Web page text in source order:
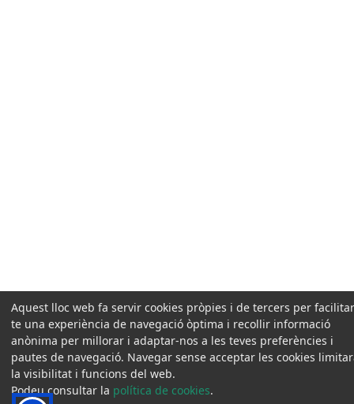
Aquest lloc web fa servir cookies pròpies i de tercers per
te una experiència de navegació òptima i recollir informació
anònima per millorar i adaptar-nos a les teves preferències i
pautes de navegació. Navegar sense acceptar les cookies
la visibilitat i funcions del web.
Podeu consultar la política de cookies.